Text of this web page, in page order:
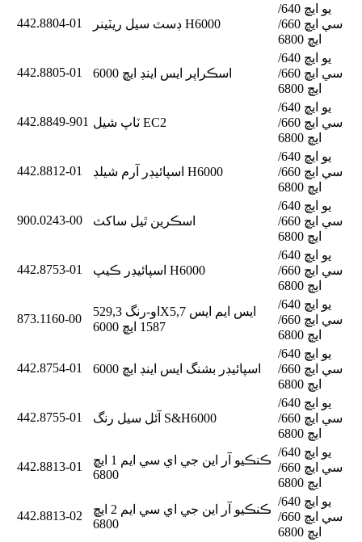
442.8804-01 ڊسٽ سيل ريٽينر H6000
يو ايڇ 640/
سي ايڇ 660/
ايڇ 6800
442.8805-01 اسڪراپر ايس اينڊ ايڇ 6000
يو ايڇ 640/
سي ايڇ 660/
ايڇ 6800
442.8849-901 ٽاپ شيل EC2
يو ايڇ 640/
سي ايڇ 660/
ايڇ 6800
442.8812-01 اسپائيڊر آرم شيلڊ H6000
يو ايڇ 640/
سي ايڇ 660/
ايڇ 6800
900.0243-00 اسڪرين ٿيل ساکٽ
يو ايڇ 640/
سي ايڇ 660/
ايڇ 6800
442.8753-01 اسپائيڊر ڪيپ H6000
يو ايڇ 640/
سي ايڇ 660/
ايڇ 6800
873.1160-00
او-رنگ 529,3X5,7 ايس ايم ايس
1587 ايڇ 6000
يو ايڇ 640/
سي ايڇ 660/
ايڇ 6800
442.8754-01 اسپائيڊر بشنگ ايس اينڊ ايڇ 6000
يو ايڇ 640/
سي ايڇ 660/
ايڇ 6800
442.8755-01 آئل سيل رنگ S&H6000
يو ايڇ 640/
سي ايڇ 660/
ايڇ 6800
442.8813-01
ڪنڪيو آر اين جي اي سي ايم 1 ايڇ
6800
يو ايڇ 640/
سي ايڇ 660/
ايڇ 6800
442.8813-02
ڪنڪيو آر اين جي اي سي ايم 2 ايڇ
6800
يو ايڇ 640/
سي ايڇ 660/
ايڇ 6800